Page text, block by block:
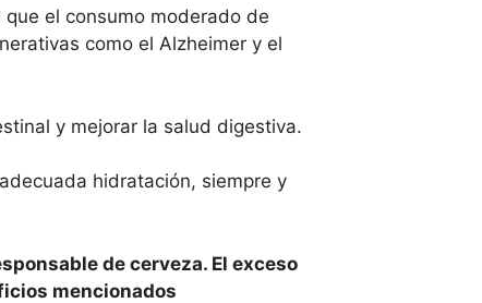
el consumo moderado de
como el Alzheimer y el
y mejorar la salud digestiva.
hidratación, siempre y
de cerveza. El exceso
mencionados